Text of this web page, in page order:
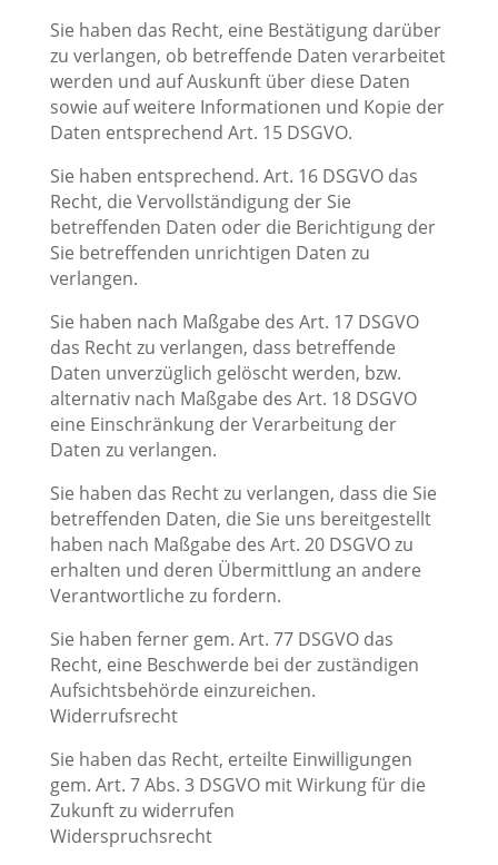
Sie haben das Recht, eine Bestätigung darüber
zu verlangen, ob betreffende Daten verarbeitet
werden und auf Auskunft über diese Daten
sowie auf weitere Informationen und Kopie der
Daten entsprechend Art. 15 DSGVO.
Sie haben entsprechend. Art. 16 DSGVO das
Recht, die Vervollständigung der Sie
betreffenden Daten oder die Berichtigung der
Sie betreffenden unrichtigen Daten zu
verlangen.
Sie haben nach Maßgabe des Art. 17 DSGVO
das Recht zu verlangen, dass betreffende
Daten unverzüglich gelöscht werden, bzw.
alternativ nach Maßgabe des Art. 18 DSGVO
eine Einschränkung der Verarbeitung der
Daten zu verlangen.
Sie haben das Recht zu verlangen, dass die Sie
betreffenden Daten, die Sie uns bereitgestellt
haben nach Maßgabe des Art. 20 DSGVO zu
erhalten und deren Übermittlung an andere
Verantwortliche zu fordern.
Sie haben ferner gem. Art. 77 DSGVO das
Recht, eine Beschwerde bei der zuständigen
Aufsichtsbehörde einzureichen.
Widerrufsrecht
Sie haben das Recht, erteilte Einwilligungen
gem. Art. 7 Abs. 3 DSGVO mit Wirkung für die
Zukunft zu widerrufen
Widerspruchsrecht